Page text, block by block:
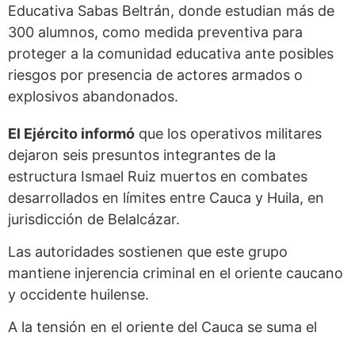
Educativa Sabas Beltrán, donde estudian más de
300 alumnos, como medida preventiva para
proteger a la comunidad educativa ante posibles
riesgos por presencia de actores armados o
explosivos abandonados.
El Ejército informó que los operativos militares
dejaron seis presuntos integrantes de la
estructura Ismael Ruiz muertos en combates
desarrollados en límites entre Cauca y Huila, en
jurisdicción de Belalcázar.
Las autoridades sostienen que este grupo
mantiene injerencia criminal en el oriente caucano
y occidente huilense.
A la tensión en el oriente del Cauca se suma el